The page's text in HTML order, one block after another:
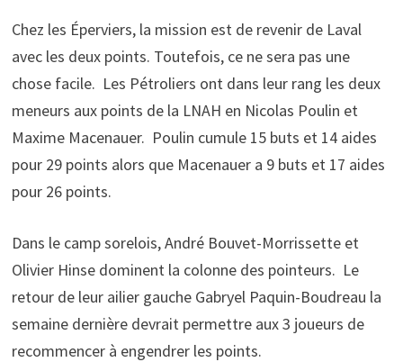
Chez les Éperviers, la mission est de revenir de Laval
avec les deux points. Toutefois, ce ne sera pas une
chose facile. Les Pétroliers ont dans leur rang les deux
meneurs aux points de la LNAH en Nicolas Poulin et
Maxime Macenauer. Poulin cumule 15 buts et 14 aides
pour 29 points alors que Macenauer a 9 buts et 17 aides
pour 26 points.
Dans le camp sorelois, André Bouvet-Morrissette et
Olivier Hinse dominent la colonne des pointeurs. Le
retour de leur ailier gauche Gabryel Paquin-Boudreau la
semaine dernière devrait permettre aux 3 joueurs de
recommencer à engendrer les points.